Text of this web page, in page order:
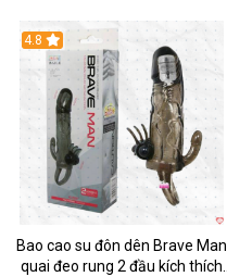
4.8
Bao cao su đôn dên Brave Man
quai đeo rung 2 đầu kích thích